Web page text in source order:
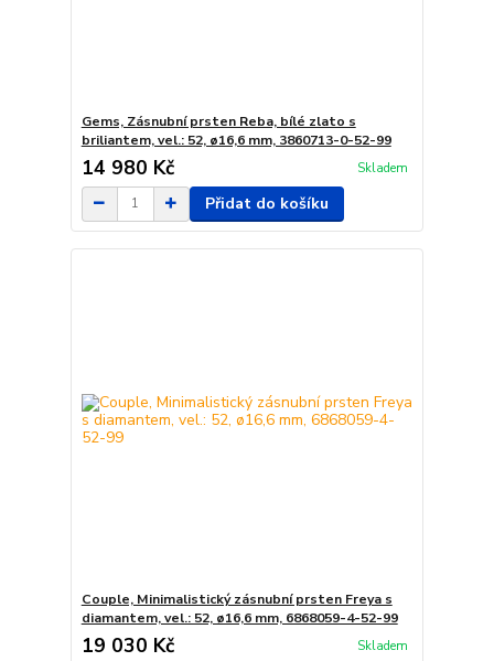
Gems, Zásnubní prsten Reba, bílé zlato s
briliantem, vel.: 52, ø16,6 mm, 3860713-0-52-99
14 980 Kč Skladem
Přidat do košíku
Couple, Minimalistický zásnubní prsten Freya s
diamantem, vel.: 52, ø16,6 mm, 6868059-4-52-99
19 030 Kč Skladem